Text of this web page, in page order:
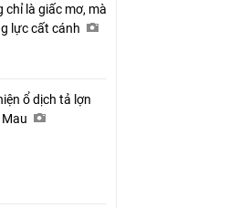
chỉ là giấc mơ, mà
lực cất cánh
ổ dịch tả lợn